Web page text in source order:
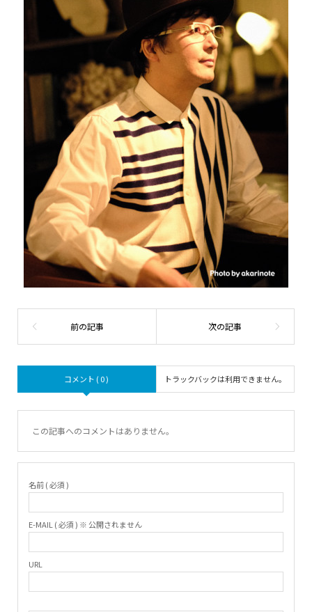
コメント ( 0 ) トラックバックは利用できません。
この記事へのコメントはありません。
名前 ( 必須 )
E-MAIL ( 必須 ) ※ 公開されません
URL